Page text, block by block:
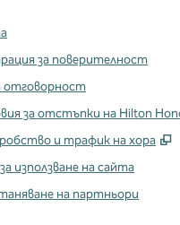
за поверителност
отговорност
за отстъпки на Hilton
и трафик на хора
,
използване на сайта
на партньори